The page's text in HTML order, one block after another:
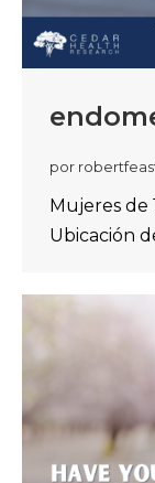
por
Mujeres de
Ubicación